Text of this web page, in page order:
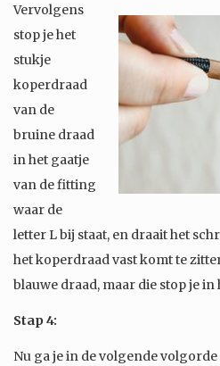
Vervolgens
stop je het
stukje
koperdraad
van de
bruine draad
in het gaatje
van de fitting
waar de
letter L bij staat, en draait het
het koperdraad vast komt te
blauwe draad, maar die stop je in
Stap 4:
Nu ga je in de volgende